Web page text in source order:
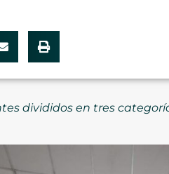
divididos en tres